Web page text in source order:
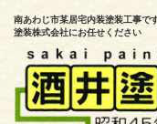
南あわじ市某居宅内装塗装工事
塗装株式会社にお任せください